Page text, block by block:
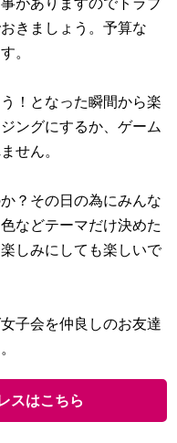
がありますのでトラブ
きましょう。予算な
。
！となった瞬間から楽
ングにするか、ゲーム
せん。
？その日の為にみんな
などテーマだけ決めた
しみにしても楽しいで
子会を仲良しのお友達
スはこちら